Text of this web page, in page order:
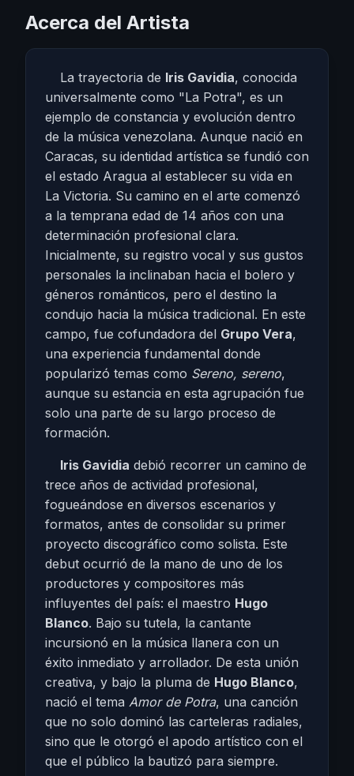
Acerca del Artista
La trayectoria de Iris Gavidia, conocida
universalmente como "La Potra", es un
ejemplo de constancia y evolución dentro
de la música venezolana. Aunque nació en
Caracas, su identidad artística se fundió con
el estado Aragua al establecer su vida en
La Victoria. Su camino en el arte comenzó
a la temprana edad de 14 años con una
determinación profesional clara.
Inicialmente, su registro vocal y sus gustos
personales la inclinaban hacia el bolero y
géneros románticos, pero el destino la
condujo hacia la música tradicional. En este
campo, fue cofundadora del Grupo Vera,
una experiencia fundamental donde
popularizó temas como Sereno, sereno,
aunque su estancia en esta agrupación fue
solo una parte de su largo proceso de
formación.
Iris Gavidia debió recorrer un camino de
trece años de actividad profesional,
fogueándose en diversos escenarios y
formatos, antes de consolidar su primer
proyecto discográfico como solista. Este
debut ocurrió de la mano de uno de los
productores y compositores más
influyentes del país: el maestro Hugo
Blanco. Bajo su tutela, la cantante
incursionó en la música llanera con un
éxito inmediato y arrollador. De esta unión
creativa, y bajo la pluma de Hugo Blanco,
nació el tema Amor de Potra, una canción
que no solo dominó las carteleras radiales,
sino que le otorgó el apodo artístico con el
que el público la bautizó para siempre.